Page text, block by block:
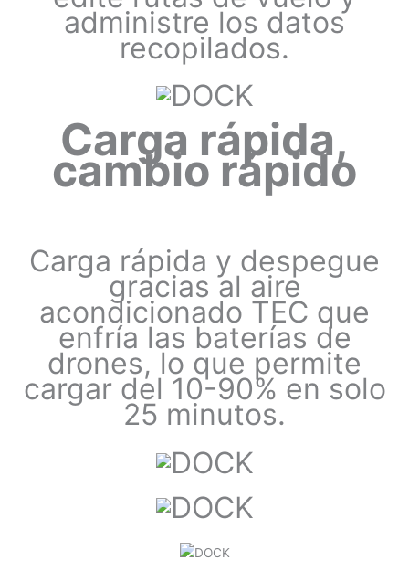
administre los datos
recopilados.
Carga rápida,
cambio rápido
Carga rápida y despegue
gracias al aire
acondicionado TEC que
enfría las baterías de
drones, lo que permite
cargar del 10-90% en solo
25 minutos.